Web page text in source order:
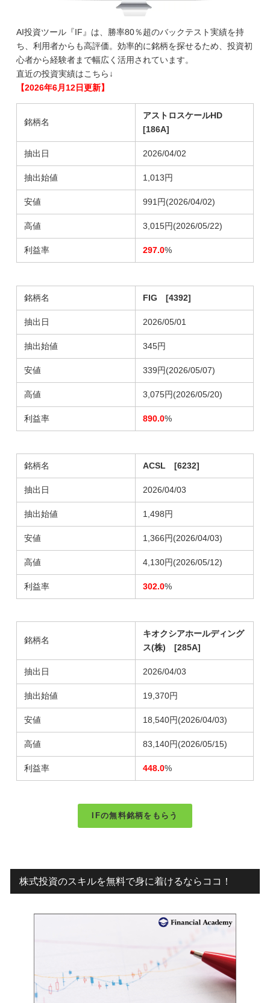
AI投資ツール『IF』は、勝率80％超のバックテスト実績を持
ち、利用者からも高評価。効率的に銘柄を探せるため、投資初
心者から経験者まで幅広く活用されています。
直近の投資実績はこちら↓
【2026年6月12日更新】
銘柄名
アストロスケールHD
[186A]
抽出日 2026/04/02
抽出始値 1,013円
安値 991円(2026/04/02)
高値 3,015円(2026/05/22)
利益率 297.0%
銘柄名 FIG [4392]
抽出日 2026/05/01
抽出始値 345円
安値 339円(2026/05/07)
高値 3,075円(2026/05/20)
利益率 890.0%
銘柄名 ACSL [6232]
抽出日 2026/04/03
抽出始値 1,498円
安値 1,366円(2026/04/03)
高値 4,130円(2026/05/12)
利益率 302.0%
銘柄名
キオクシアホールディング
ス(株) [285A]
抽出日 2026/04/03
抽出始値 19,370円
安値 18,540円 (2026/04/03)
高値 83,140円 (2026/05/15)
利益率 448.0%
IFの無料銘柄をもらう
株式投資のスキルを無料で身に着けるならココ！